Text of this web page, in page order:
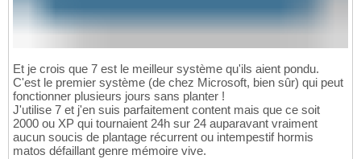
Et je crois que 7 est le meilleur système qu'ils aient pondu.
C'est le premier système (de chez Microsoft, bien sûr) qui peut
fonctionner plusieurs jours sans planter !
J'utilise 7 et j'en suis parfaitement content mais que ce soit
2000 ou XP qui tournaient 24h sur 24 auparavant vraiment
aucun soucis de plantage récurrent ou intempestif hormis
matos défaillant genre mémoire vive.